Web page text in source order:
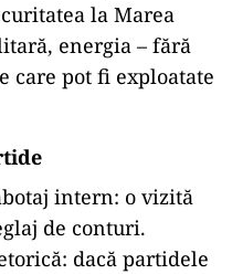
la Marea
energia – fără
care pot fi exploatate
intern: o vizită
de conturi.
dacă partidele